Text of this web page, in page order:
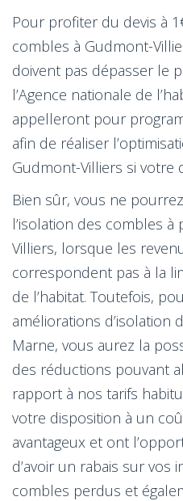
Pour profiter du devis à
combles à Gudmont-
doivent pas dépasser le
l’Agence nationale de
appelleront pour
afin de réaliser
Gudmont-Villiers si votre
Bien sûr, vous ne
l’isolation des combles
Villiers, lorsque les
correspondent pas à la
de l’habitat. Toutefois,
améliorations d’isolation
Marne, vous aurez la
des réductions pouvant
rapport à nos tarifs
votre disposition à un
avantageux et ont
d’avoir un rabais sur
combles perdus et